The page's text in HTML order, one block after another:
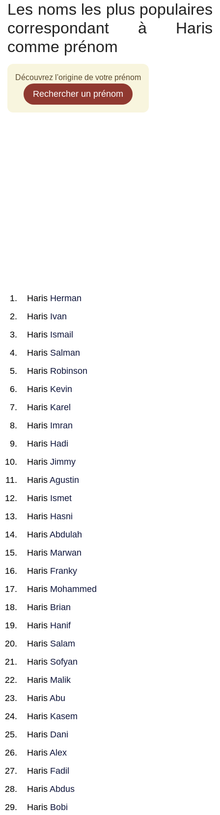
Les noms les plus populaires
correspondant à Haris
comme prénom
Découvrez l'origine de votre prénom
Rechercher un prénom
Haris Herman
Haris Ivan
Haris Ismail
Haris Salman
Haris Robinson
Haris Kevin
Haris Karel
Haris Imran
Haris Hadi
Haris Jimmy
Haris Agustin
Haris Ismet
Haris Hasni
Haris Abdulah
Haris Marwan
Haris Franky
Haris Mohammed
Haris Brian
Haris Hanif
Haris Salam
Haris Sofyan
Haris Malik
Haris Abu
Haris Kasem
Haris Dani
Haris Alex
Haris Fadil
Haris Abdus
Haris Bobi